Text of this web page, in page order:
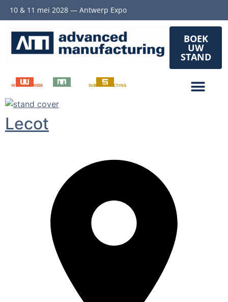
10 & 11 mei 2028 — Antwerp Expo
BOEK
UW
STAND
WELDING WEEK METAL SUBCONTRACTING
Lecot